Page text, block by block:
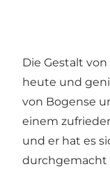
Die Gestalt
heute und
von Bogense
einem
und er hat es
durchgemacht